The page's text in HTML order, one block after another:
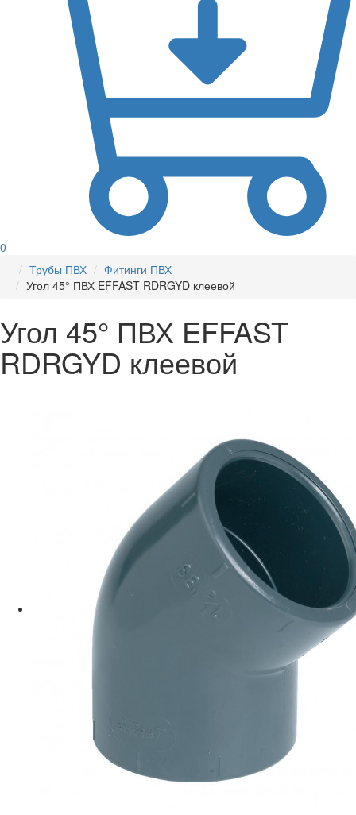
0
Трубы ПВХ
Фитинги ПВХ
Угол 45° ПВХ EFFAST RDRGYD клеевой
Угол 45° ПВХ EFFAST
RDRGYD клеевой